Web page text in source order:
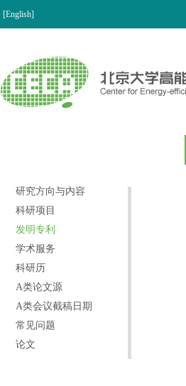
[English]
研究方向与内容
科研项目
发明专利
学术服务
科研历
A类论文源
A类会议截稿日期
常见问题
论文